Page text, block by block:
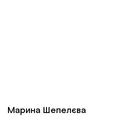
Марина Шепелєва